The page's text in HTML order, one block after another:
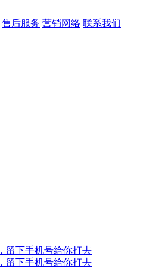
售后服务 营销网络 联系我们